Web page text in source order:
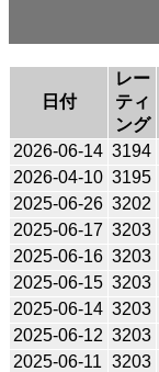
日付
レー
ティ
ング
2026-06-14 3194
2026-04-10 3195
2025-06-26 3202
2025-06-17 3203
2025-06-16 3203
2025-06-15 3203
2025-06-14 3203
2025-06-12 3203
2025-06-11 3203